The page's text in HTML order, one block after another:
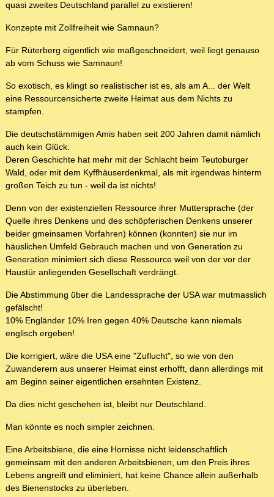
quasi zweites Deutschland parallel zu existieren!
Konzepte mit Zollfreiheit wie Samnaun?
Für Rüterberg eigentlich wie maßgeschneidert, weil liegt genauso
ab vom Schuss wie Samnaun!
So exotisch, es klingt so realistischer ist es, als am A... der Welt
eine Ressourcensicherte zweite Heimat aus dem Nichts zu
stampfen.
Die deutschstämmigen Amis haben seit 200 Jahren damit nämlich
auch kein Glück.
Deren Geschichte hat mehr mit der Schlacht beim Teutoburger
Wald, oder mit dem Kyffhäuserdenkmal, als mit irgendwas hinterm
großen Teich zu tun - weil da ist nichts!
Denn von der existenziellen Ressource ihrer Muttersprache (der
Quelle ihres Denkens und des schöpferischen Denkens unserer
beider gmeinsamen Vorfahren) können (konnten) sie nur im
häuslichen Umfeld Gebrauch machen und von Generation zu
Generation minimiert sich diese Ressource weil von der vor der
Haustür anliegenden Gesellschaft verdrängt.
Die Abstimmung über die Landessprache der USA war mutmasslich
gefälscht!
10% Engländer 10% Iren gegen 40% Deutsche kann niemals
englisch ergeben!
Die korrigiert, wäre die USA eine "Zuflucht", so wie von den
Zuwanderern aus unserer Heimat einst erhofft, dann allerdings mit
am Beginn seiner eigentlichen ersehnten Existenz.
Da dies nicht geschehen ist, bleibt nur Deutschland.
Man könnte es noch simpler zeichnen.
Eine Arbeitsbiene, die eine Hornisse nicht leidenschaftlich
gemeinsam mit den anderen Arbeitsbienen, um den Preis ihres
Lebens angreift und eliminiert, hat keine Chance allein außerhalb
des Bienenstocks zu überleben.